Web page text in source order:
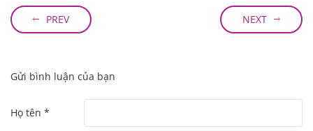
PREV NEXT
Gửi bình luận của bạn
Họ tên *